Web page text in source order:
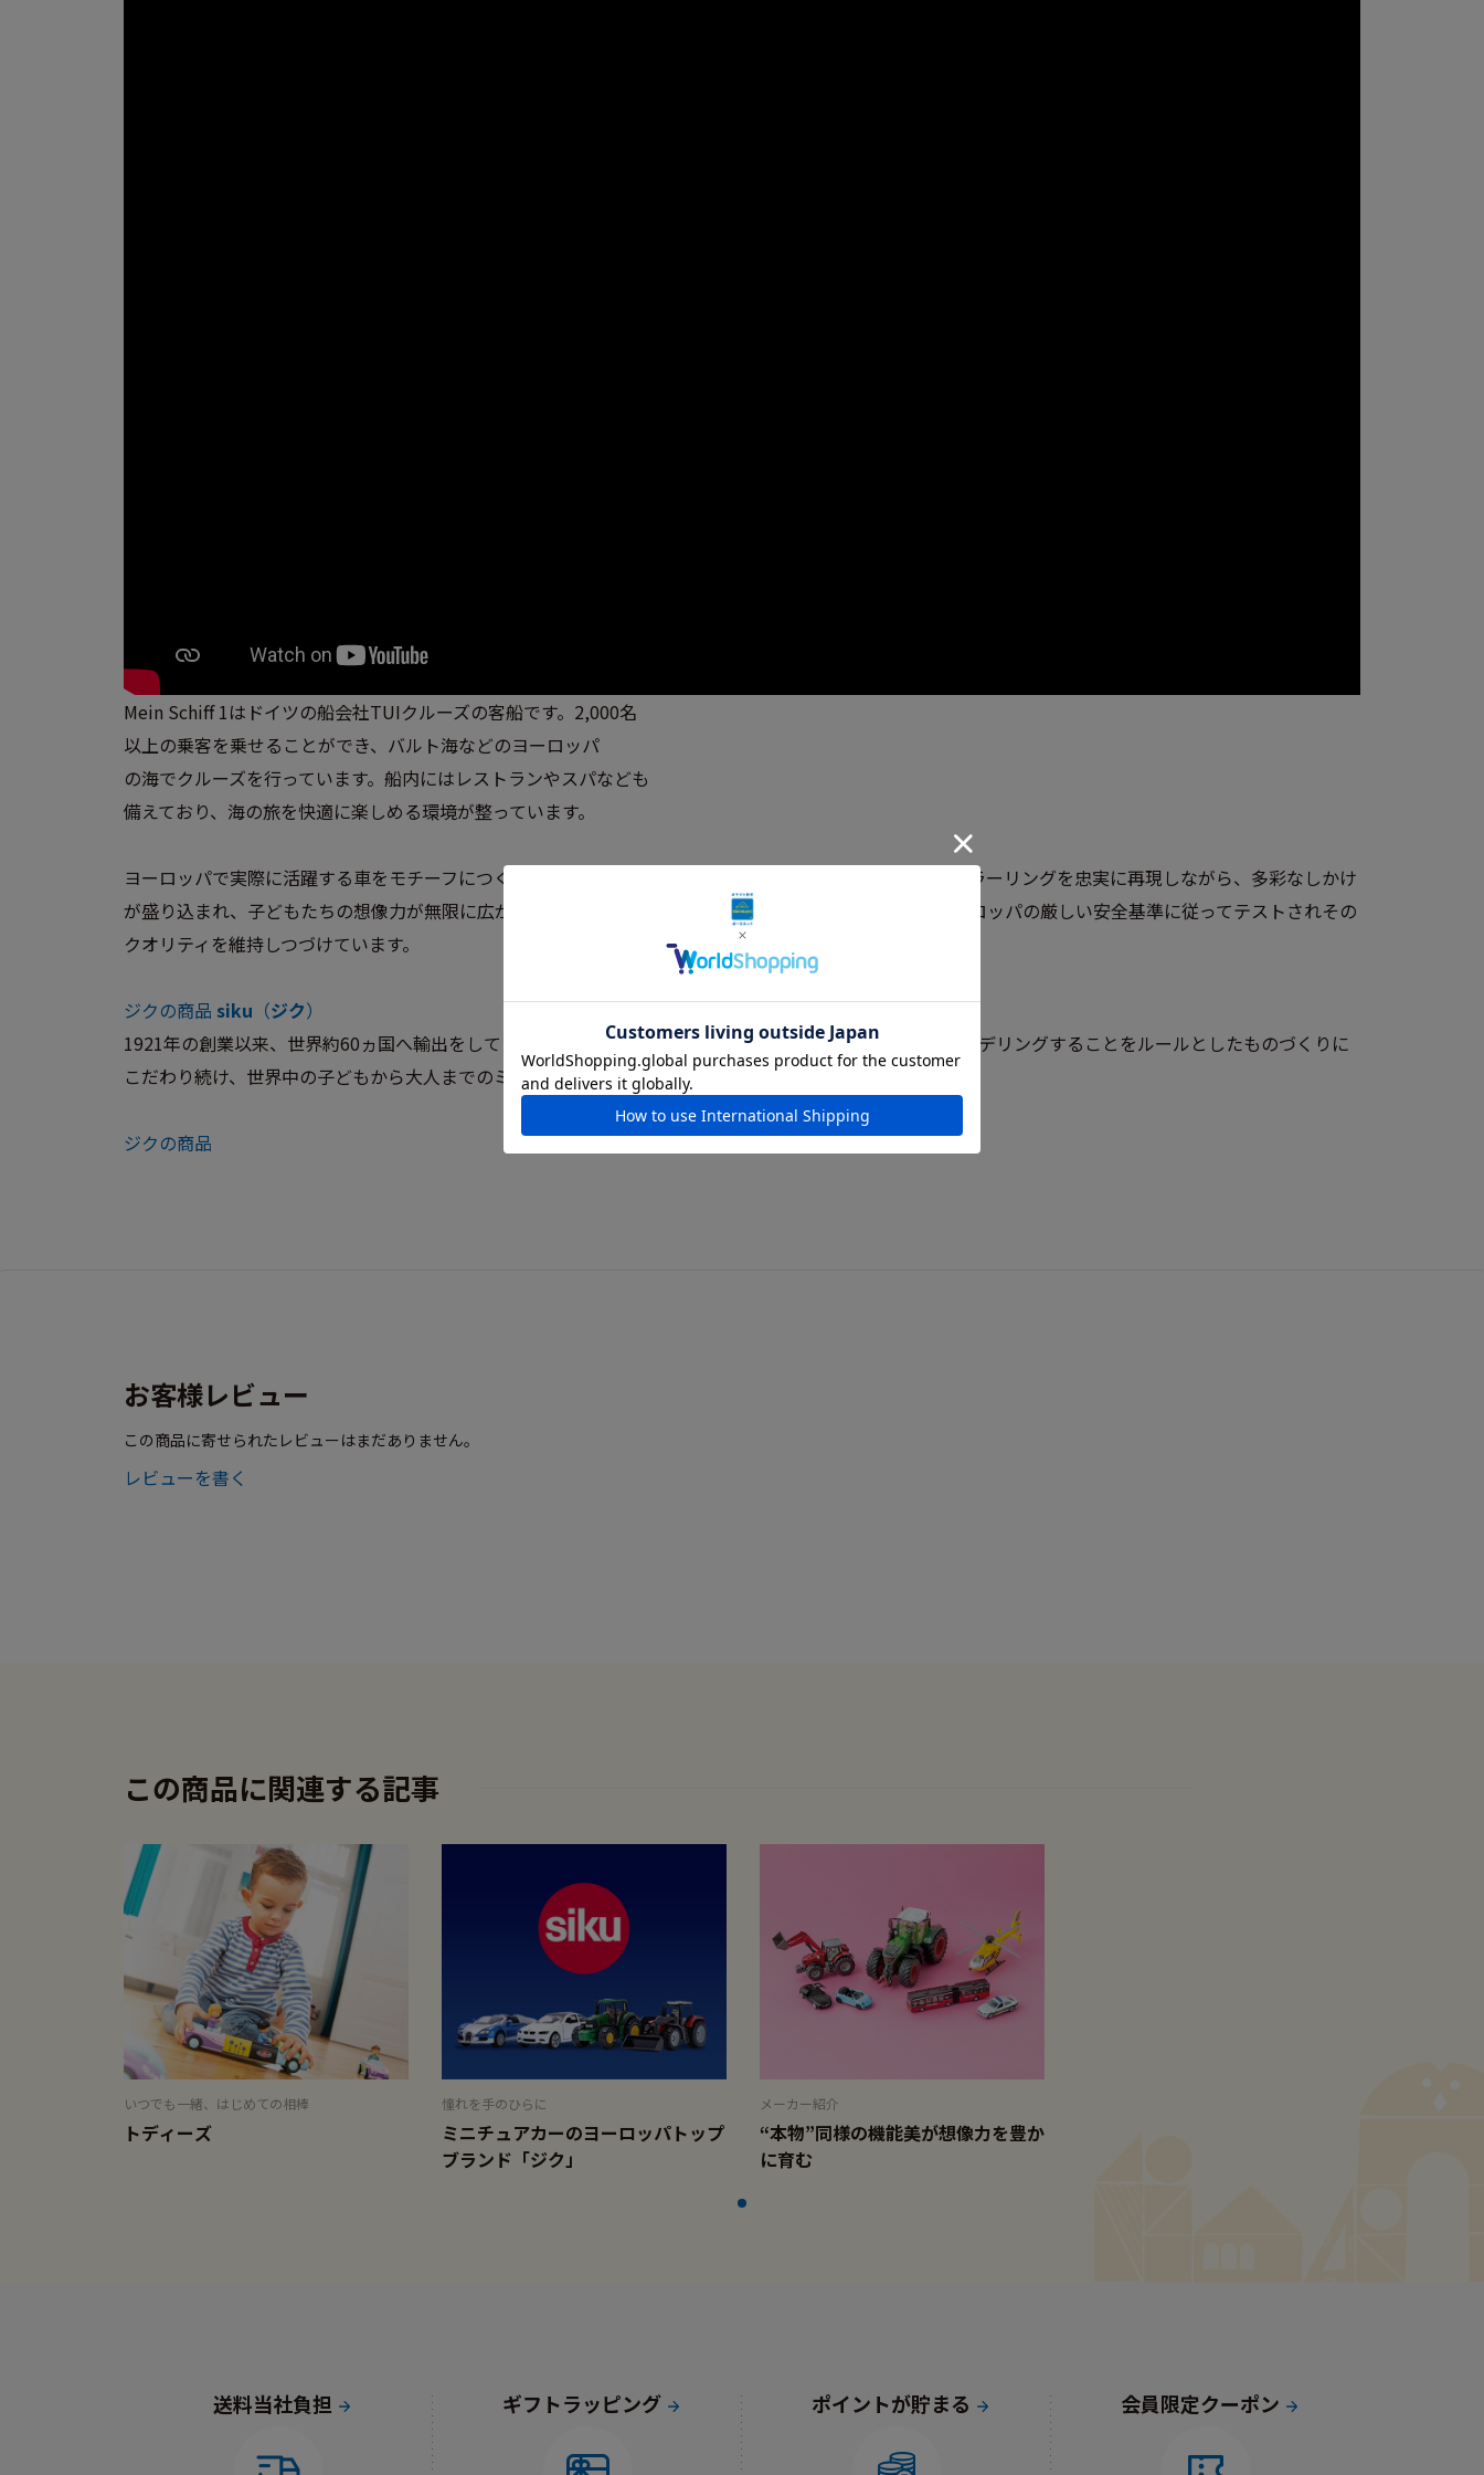
Mein Schiff 1はドイツの船会社TUIクルーズの客船です。2,000名
以上の乗客を乗せることができ、バルト海などのヨーロッパ
の海でクルーズを行っています。船内にはレストランやスパなども
備えており、海の旅を快適に楽しめる環境が整っています。
ヨーロッパで実際に活躍する車をモチーフにつくられたミニチュア・カーsiku（ジク）シリーズは、形やカラーリングを忠実に再現しながら、多彩なしかけ
が盛り込まれ、子どもたちの想像力が無限に広がります。ドイツらしい質実剛健の精神で生み出され、ヨーロッパの厳しい安全基準に従ってテストされその
クオリティを維持しつづけています。
ジクの商品 siku （ジク）
1921年の創業以来、世界約60ヵ国へ輸出をしているヨーロッパのトップブランド。自動車本体の図面からモデリングすることをルールとしたものづくりに
こだわり続け、世界中の子どもから大人までのミニチュア・カーファンを魅了し続けています。
ジクの商品
お客様レビュー
この商品に寄せられたレビューはまだありません。
レビューを書く
この商品に関連する記事
いつでも一緒、はじめての相棒
トディーズ
憧れを手のひらに
ミニチュアカーのヨーロッパトップ
ブランド「ジク」
メーカー紹介
“本物”同様の機能美が想像力を豊か
に育む
送料当社負担 ギフトラッピング ポイントが貯まる 会員限定クーポン